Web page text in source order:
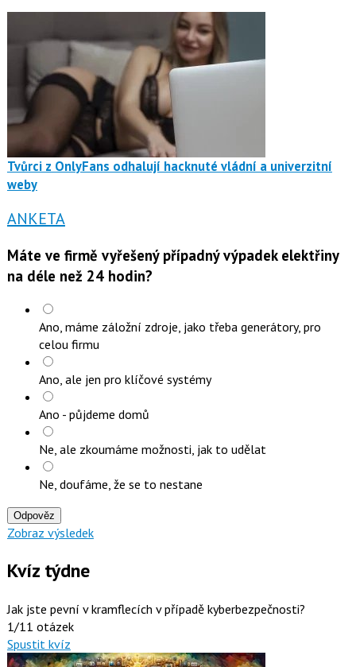
Tvůrci z OnlyFans odhalují hacknuté vládní a univerzitní
weby
ANKETA
Máte ve firmě vyřešený případný výpadek elektřiny
na déle než 24 hodin?
Ano, máme záložní zdroje, jako třeba generátory, pro
celou firmu
Ano, ale jen pro klíčové systémy
Ano - půjdeme domů
Ne, ale zkoumáme možnosti, jak to udělat
Ne, doufáme, že se to nestane
Odpověz
Zobraz výsledek
Kvíz týdne
Jak jste pevní v kramflecích v případě kyberbezpečnosti?
1/11 otázek
Spustit kvíz